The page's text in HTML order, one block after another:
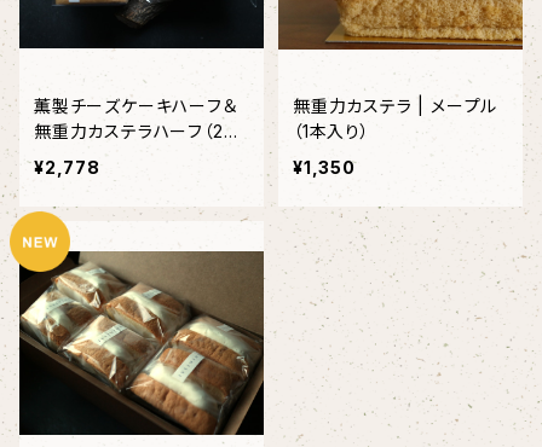
薫製チーズケーキハーフ＆
無重力カステラハーフ（2個
入り）＜限定20箱＞＜冷凍
便＞
¥2,778
無重力カステラ | メープル
（1本入り）
¥1,350